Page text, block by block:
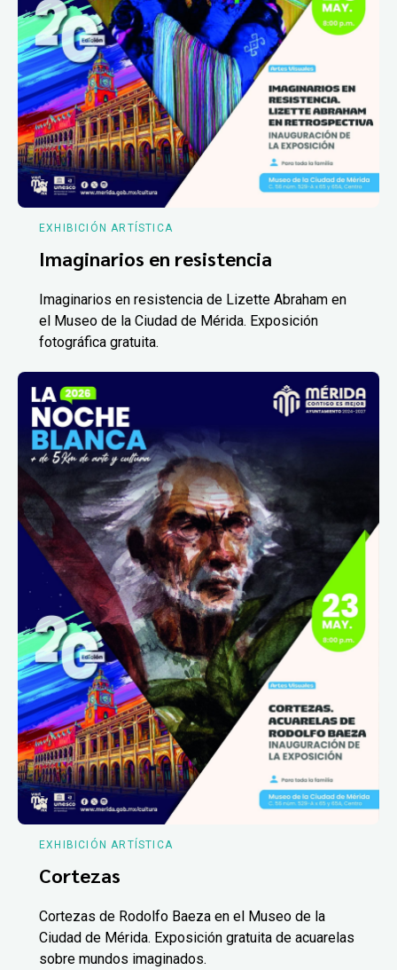
EXHIBICIÓN ARTÍSTICA
Imaginarios en resistencia
Imaginarios en resistencia de Lizette Abraham en
el Museo de la Ciudad de Mérida. Exposición
fotográfica gratuita.
EXHIBICIÓN ARTÍSTICA
Cortezas
Cortezas de Rodolfo Baeza en el Museo de la
Ciudad de Mérida. Exposición gratuita de acuarelas
sobre mundos imaginados.